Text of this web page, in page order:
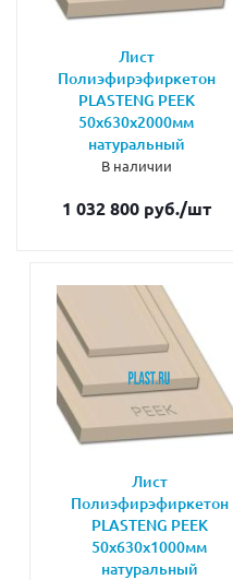
Лист
Полиэфирэфиркетон
PLASTENG PEEK
50х630х2000мм
натуральный
В наличии
1 032 800 руб./шт
Лист
Полиэфирэфиркетон
PLASTENG PEEK
50х630х1000мм
натуральный